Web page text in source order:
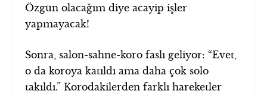
Özgün olacağım diye acayip işler
yapmayacak!
Sonra, salon-sahne-koro faslı geliyor: “Evet,
o da koroya katıldı ama daha çok solo
takıldı.” Korodakilerden farklı hareketler